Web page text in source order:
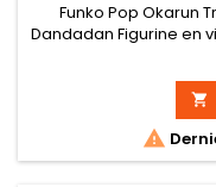
Funko Pop Okarun
Dandadan Figurine en

